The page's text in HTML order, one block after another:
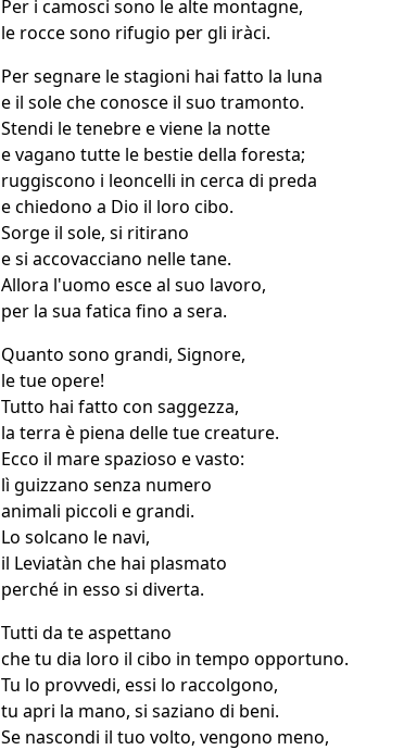
Per i camosci sono le alte montagne,
le rocce sono rifugio per gli iràci.
Per segnare le stagioni hai fatto la luna
e il sole che conosce il suo tramonto.
Stendi le tenebre e viene la notte
e vagano tutte le bestie della foresta;
ruggiscono i leoncelli in cerca di preda
e chiedono a Dio il loro cibo.
Sorge il sole, si ritirano
e si accovacciano nelle tane.
Allora l'uomo esce al suo lavoro,
per la sua fatica fino a sera.
Quanto sono grandi, Signore,
le tue opere!
Tutto hai fatto con saggezza,
la terra è piena delle tue creature.
Ecco il mare spazioso e vasto:
lì guizzano senza numero
animali piccoli e grandi.
Lo solcano le navi,
il Leviatàn che hai plasmato
perché in esso si diverta.
Tutti da te aspettano
che tu dia loro il cibo in tempo opportuno.
Tu lo provvedi, essi lo raccolgono,
tu apri la mano, si saziano di beni.
Se nascondi il tuo volto, vengono meno,